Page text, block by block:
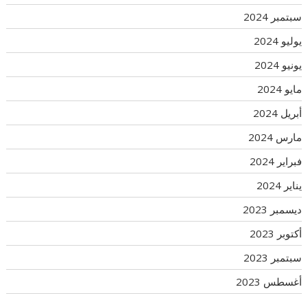
سبتمبر 2024
يوليو 2024
يونيو 2024
مايو 2024
أبريل 2024
مارس 2024
فبراير 2024
يناير 2024
ديسمبر 2023
أكتوبر 2023
سبتمبر 2023
أغسطس 2023